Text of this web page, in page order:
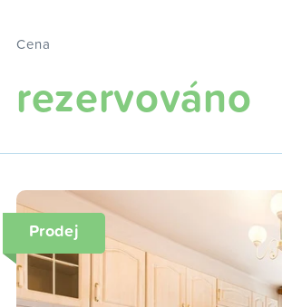
Cena
rezervováno
Prodej